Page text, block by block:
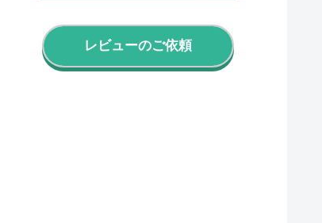
レビューのご依頼